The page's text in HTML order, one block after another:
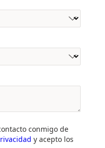
conmigo de
y acepto los